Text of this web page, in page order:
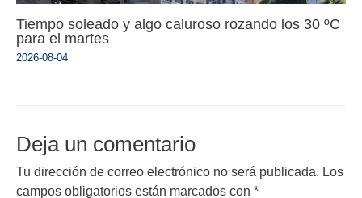
Tiempo soleado y algo caluroso rozando los 30 ºC
para el martes
2026-08-04
Deja un comentario
Tu dirección de correo electrónico no será publicada. Los
campos obligatorios están marcados con *